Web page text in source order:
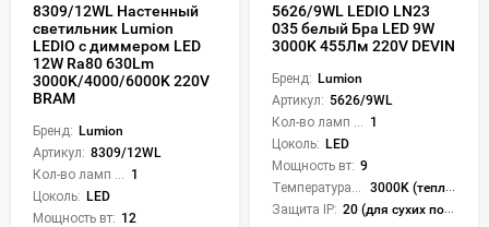
8309/12WL Настенный
светильник Lumion
LEDIO с диммером LED
12W Ra80 630Lm
3000K/4000/6000K 220V
BRAM
Бренд: Lumion
Артикул: 8309/12WL
1
Цоколь: LED
Мощность вт: 12
5626/9WL LEDIO LN23
035 белый Бра LED 9W
3000K 455Лм 220V DEVIN
Бренд: Lumion
Артикул: 5626/9WL
1
Цоколь: LED
Мощность вт: 9
3000K (теплый)
Защита IP: 20 (для сухих пом.)